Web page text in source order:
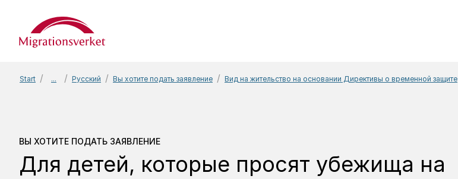
Start
Start ... Русский Вы хотите подать заявление Вид на жительство на основании Директивы о временной защите
Вы хотите подать заявление
ВЫ ХОТИТЕ ПОДАТЬ ЗАЯВЛЕНИЕ
Для детей, которые просят убежища на